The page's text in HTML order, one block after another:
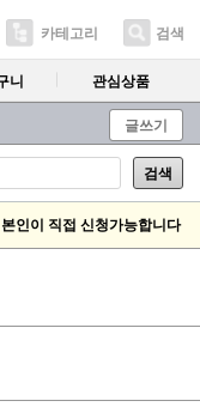
카테고리 검색
니 관심상품
글쓰기
검색
인이 직접 신청가능합니다